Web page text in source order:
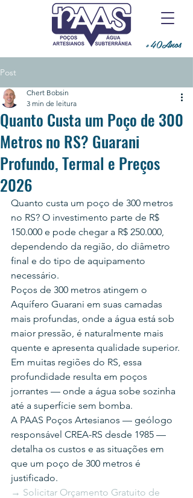
+40Anos
Post
Quanto Custa um Poço de 300
Metros no RS? Guarani
Profundo, Termal e Preços
2026
Chert Bobsin
3 min de leitura
Quanto custa um poço de 300 metros
no RS? O investimento parte de R$
150.000 e pode chegar a R$ 250.000,
dependendo da região, do diâmetro
final e do tipo de aquipamento
necessário.
Poços de 300 metros atingem o
Aquífero Guarani em suas camadas
mais profundas, onde a água está sob
maior pressão, é naturalmente mais
quente e apresenta qualidade superior.
Em muitas regiões do RS, essa
profundidade resulta em poços
jorrantes — onde a água sobe sozinha
até a superfície sem bomba.
A PAAS Poços Artesianos — geólogo
responsável CREA-RS desde 1985 —
detalha os custos e as situações em
que um poço de 300 metros é
justificado.
→ Solicitar Orçamento Gratuito de